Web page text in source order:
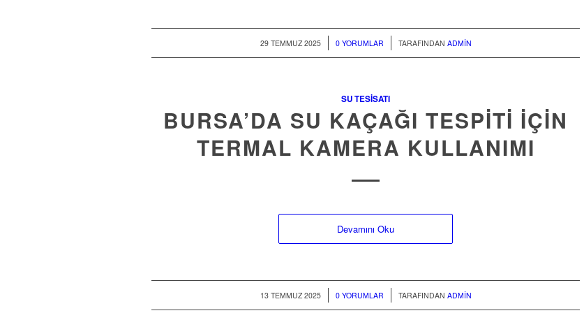
29 TEMMUZ 2025
/ 0 YORUMLAR
/ TARAFINDAN ADMIN
SU TESISATI
BURSA’DA SU KAÇAĞI TESPITI IÇIN
TERMAL KAMERA KULLANIMI
Devamını Oku
13 TEMMUZ 2025
/ 0 YORUMLAR
/ TARAFINDAN ADMIN